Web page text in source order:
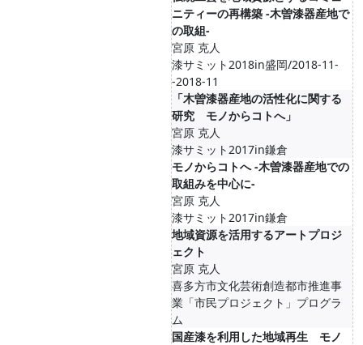
ニティーの再構築 -木曽漆器産地で
の取組-
宮原 克人
漆サミット2018in盛岡/2018-11-
-2018-11
「木曽漆器産地の活性化に関する
研究 モノからコトへ」
宮原 克人
漆サミット2017in鎌倉
モノからコトへ -木曽漆器産地での
取組みを中心に-
宮原 克人
漆サミット2017in鎌倉
地域資源を活用するアートプロジ
ェクト
宮原 克人
喜多方市文化芸術創造都市推進事
業「市民プロジェクト」プログラ
ム
国産漆を利用した地域再生 モノ